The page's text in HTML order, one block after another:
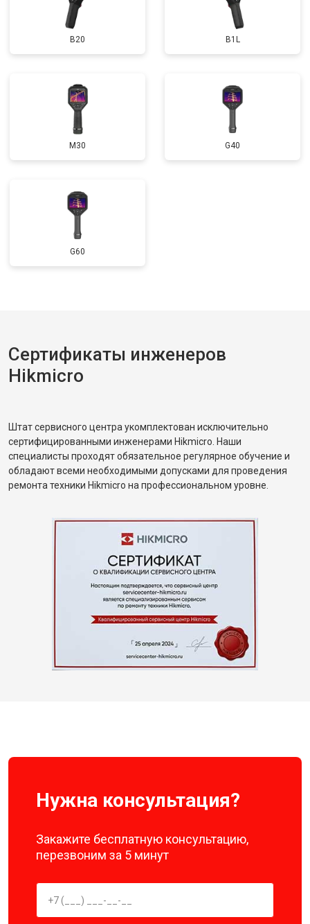
B20 B1L
M30 G40
G60
Сертификаты инженеров
Hikmicro
Штат сервисного центра укомплектован исключительно
сертифицированными инженерами Hikmicro. Наши
специалисты проходят обязательное регулярное обучение и
обладают всеми необходимыми допусками для проведения
ремонта техники Hikmicro на профессиональном уровне.
Нужна консультация?
Закажите бесплатную консультацию,
перезвоним за 5 минут